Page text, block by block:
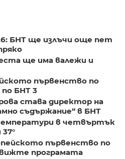
БНТ ще излъчи още пет
ще има валежи и
първенство по
БНТ 3
става директор на
съдържание“ в БНТ
в четвъртък
първенство по
програмата